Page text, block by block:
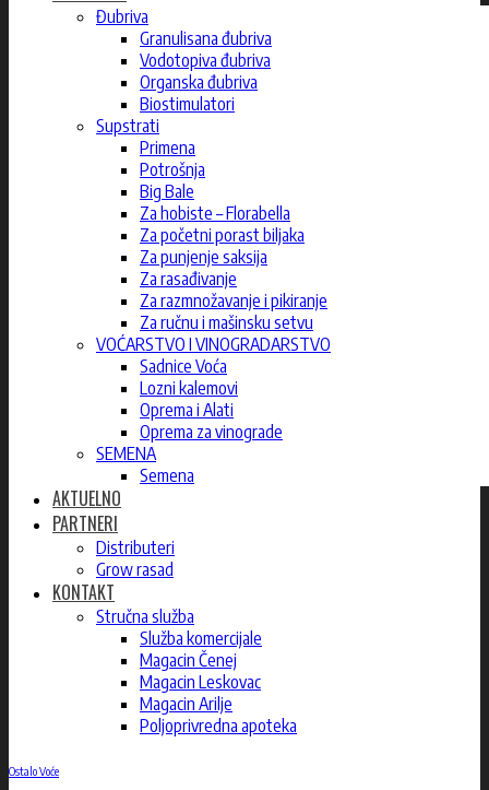
Đubriva
Granulisana đubriva
Vodotopiva đubriva
Organska đubriva
Biostimulatori
Supstrati
Primena
Potrošnja
Big Bale
Za hobiste – Florabella
Za početni porast biljaka
Za punjenje saksija
Za rasađivanje
Za razmnožavanje i pikiranje
Za ručnu i mašinsku setvu
VOĆARSTVO I VINOGRADARSTVO
Sadnice Voća
Lozni kalemovi
Oprema i Alati
Oprema za vinograde
SEMENA
Semena
AKTUELNO
PARTNERI
Distributeri
Grow rasad
KONTAKT
Stručna služba
Služba komercijale
Magacin Čenej
Magacin Leskovac
Magacin Arilje
Poljoprivredna apoteka
Ostalo Voće